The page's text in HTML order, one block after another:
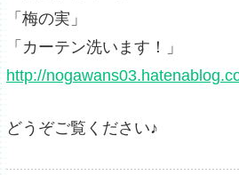
「梅の実」
「カーテン洗います！」
http://
どうぞご覧ください♪